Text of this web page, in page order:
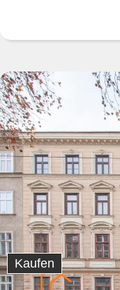
Kaufen